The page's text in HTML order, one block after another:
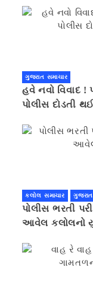
ગુજરાત સમાચાર
હવે નવો વિવાદ
પોલીસ દોડતી
કલોલ સમાચાર
પોલીસ ભરતી
આવેલ કલોલનો